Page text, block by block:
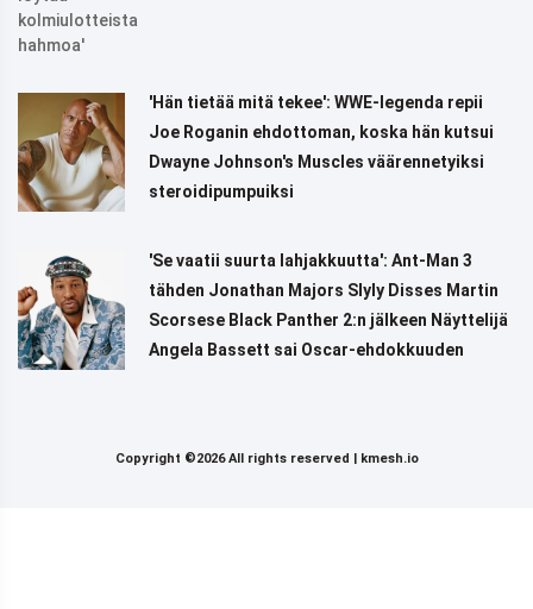
'Hän tietää mitä tekee': WWE-legenda repii
Joe Roganin ehdottoman, koska hän kutsui
Dwayne Johnson's Muscles väärennetyiksi
steroidipumpuiksi
'Se vaatii suurta lahjakkuutta': Ant-Man 3
tähden Jonathan Majors Slyly Disses Martin
Scorsese Black Panther 2:n jälkeen Näyttelijä
Angela Bassett sai Oscar-ehdokkuuden
Copyright ©2026 All rights reserved | kmesh.io